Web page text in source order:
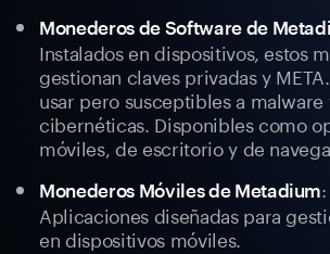
Monederos de Software de
Instalados en dispositivos, estos
gestionan claves privadas y
usar pero susceptibles a malware
cibernéticas. Disponibles como
móviles, de escritorio y de
Monederos Móviles de Metadium:
Aplicaciones diseñadas para
en dispositivos móviles.